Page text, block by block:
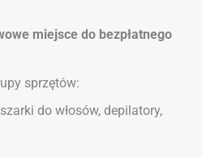
miejsce do bezpłatnego
sprzętów:
do włosów, depilatory,